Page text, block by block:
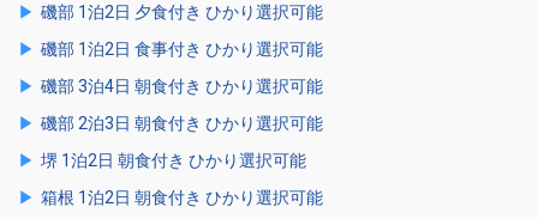
磯部 1泊2日 夕食付き ひかり選択可能
磯部 1泊2日 食事付き ひかり選択可能
磯部 3泊4日 朝食付き ひかり選択可能
磯部 2泊3日 朝食付き ひかり選択可能
堺 1泊2日 朝食付き ひかり選択可能
箱根 1泊2日 朝食付き ひかり選択可能